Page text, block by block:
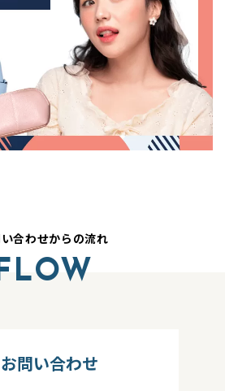
合わせからの流れ
お問い合わせ